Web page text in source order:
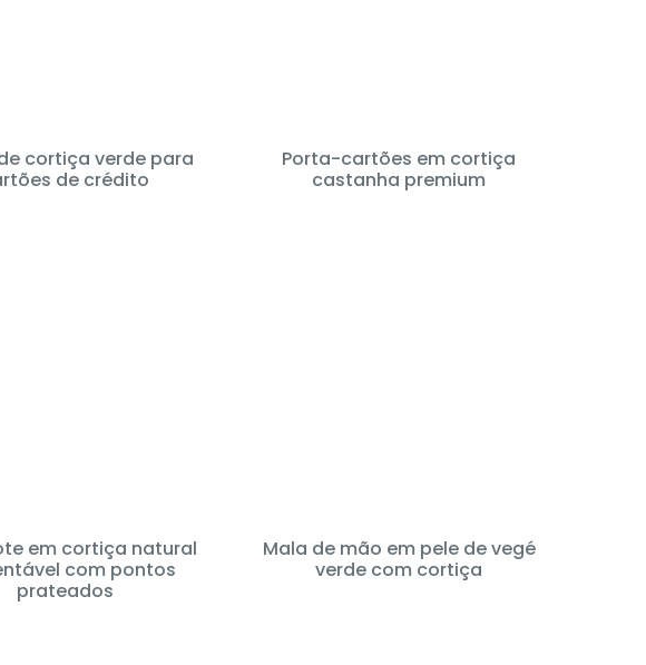
cortiça verde para
de crédito
Porta-cartões em cortiça
castanha premium
em cortiça natural
com pontos
prateados
Mala de mão em pele de vegé
verde com cortiça